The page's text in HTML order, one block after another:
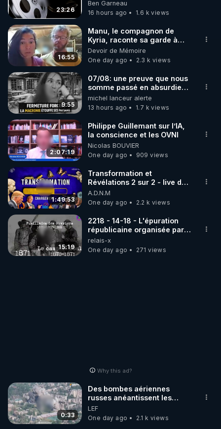
Rendez-vous sur http://rgnr.li/lechoubrave
code : REGENERE10
▶ 30 jours gratuit sur l’application de méditation et
de bien-être ENVOL :
Rendez-vous sur https://www.envol.app/code
le code : REGENERE
23:26
Ben Garneau
16 hours ago
1.6 k views
16:55
Manu, le compagnon de
Kyria, raconte sa garde à
vue musclée. PARTAGEZ!
Devoir de Mémoire
One day ago
2.3 k views
9:55
07/08: une preuve que nous
somme passé en absurdie
une dictature qui veut faire
taire ses opposant !
michel lanceur alerte
13 hours ago
1.7 k views
2:07:19
Philippe Guillemant sur l’IA,
la conscience et les OVNI
Nicolas BOUVIER
One day ago
909 views
1:49:53
Transformation et
Révélations 2 sur 2 - live du
07/08/26
A.D.N.M
One day ago
2.2 k views
15:19
2218 - 14-18 - L'épuration
républicaine organisée par
les frères de la truelle
relais-x
One day ago
271 views
Why this ad?
0:33
Des bombes aériennes
russes anéantissent les
centres de contrôle de
drones de 3 brigades
ukrainienne
LEF
One day ago
2.1 k views